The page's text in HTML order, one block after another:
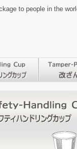
to people in the